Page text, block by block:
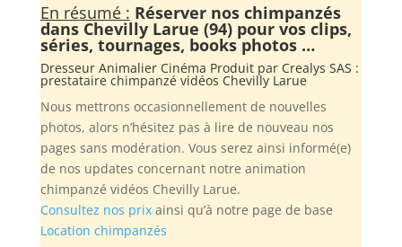
En résumé : Réserver nos chimpanzés
dans Chevilly Larue (94) pour vos clips,
séries, tournages, books photos …
Dresseur Animalier Cinéma Produit par Crealys SAS :
prestataire chimpanzé vidéos Chevilly Larue
Nous mettrons occasionnellement de nouvelles
photos, alors n’hésitez pas à lire de nouveau nos
pages sans modération. Vous serez ainsi informé(e)
de nos updates concernant notre animation
chimpanzé vidéos Chevilly Larue.
Consultez nos prixainsi qu’à notre page de base
Location chimpanzés